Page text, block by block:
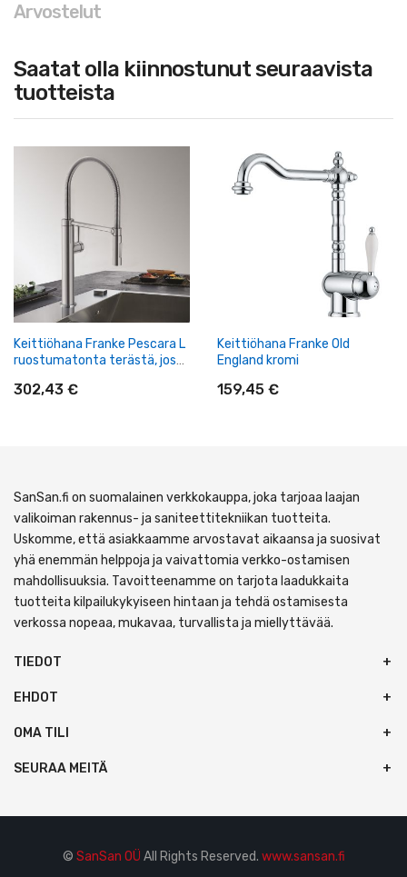
Arvostelut
Saatat olla kiinnostunut seuraavista
tuotteista
Keittiöhana Franke Pescara L
ruostumatonta terästä, jossa
302,43 €
Keittiöhana Franke Old
England kromi
159,45 €
SanSan.fi on suomalainen verkkokauppa, joka tarjoaa laajan
valikoiman rakennus- ja saniteettitekniikan tuotteita.
Uskomme, että asiakkaamme arvostavat aikaansa ja suosivat
yhä enemmän helppoja ja vaivattomia verkko-ostamisen
mahdollisuuksia. Tavoitteenamme on tarjota laadukkaita
tuotteita kilpailukykyiseen hintaan ja tehdä ostamisesta
verkossa nopeaa, mukavaa, turvallista ja miellyttävää.
TIEDOT
EHDOT
OMA TILI
SEURAA MEITÄ
© SanSan OÜ All Rights Reserved. www.sansan.fi